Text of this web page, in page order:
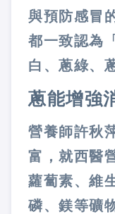
與預防感冒
都一致認為
白、蔥綠、
蔥能增強
營養師許秋
富，就西醫
蘿蔔素、維
磷、鎂等礦